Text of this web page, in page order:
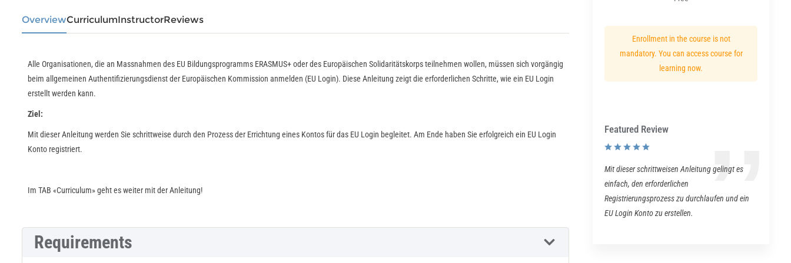
OverviewCurriculumInstructorReviews
Alle Organisationen, die an Massnahmen des EU Bildungsprogramms ERASMUS+ oder des Europäischen Solidaritätskorps teilnehmen wollen, müssen sich vorgängig
beim allgemeinen Authentifizierungsdienst der Europäischen Kommission anmelden (EU Login). Diese Anleitung zeigt die erforderlichen Schritte, wie ein EU Login
erstellt werden kann.
Ziel:
Mit dieser Anleitung werden Sie schrittweise durch den Prozess der Errichtung eines Kontos für das EU Login begleitet. Am Ende haben Sie erfolgreich ein EU Login
Konto registriert.
Im TAB «Curriculum» geht es weiter mit der Anleitung!
Requirements
Enrollment in the course is not
mandatory. You can access course for
learning now.
Featured Review
Mit dieser schrittweisen Anleitung gelingt es
einfach, den erforderlichen
Registrierungsprozess zu durchlaufen und ein
EU Login Konto zu erstellen.